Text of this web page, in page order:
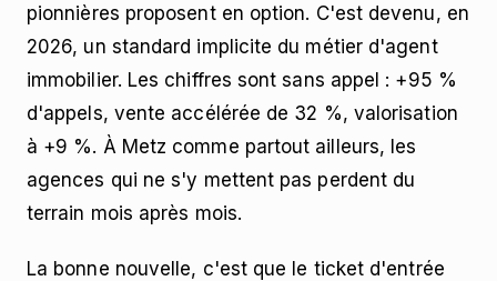
pionnières proposent en option. C'est devenu, en
2026, un standard implicite du métier d'agent
immobilier. Les chiffres sont sans appel : +95 %
d'appels, vente accélérée de 32 %, valorisation
à +9 %. À Metz comme partout ailleurs, les
agences qui ne s'y mettent pas perdent du
terrain mois après mois.
La bonne nouvelle, c'est que le ticket d'entrée